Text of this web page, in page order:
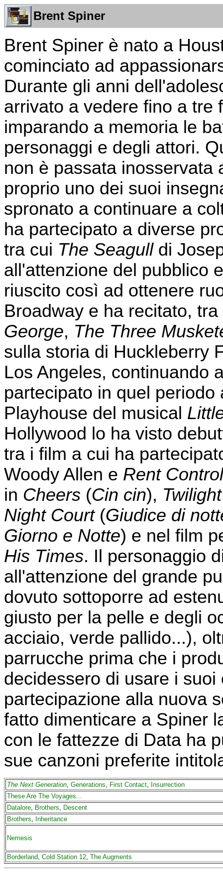
Brent Spiner
Brent Spiner è nato a
cominciato ad
Durante gli anni
arrivato a vedere fino a tre
imparando a memoria le
personaggi e degli attori.
non è passata inosservata
proprio uno dei suoi
spronato a continuare a
ha partecipato a diverse
tra cui The Seagulldi
all'attenzione del pubblico
riuscito così ad ottenere
Broadway e ha recitato,
George, The Three
sulla storia di Huckleberry
Los Angeles, continuando
partecipato in quel
Playhouse del musical
Hollywood lo ha visto
tra i film a cui ha
Woody Allen e Rent Control
in Cheers (Cin cin),
Night Court(Giudice di
Giorno e Notte) e nel film
His Times. Il personaggio
all'attenzione del grande
dovuto sottoporre ad
giusto per la pelle e degli
acciaio, verde pallido...),
parrucche prima che i
decidessero di usare i
partecipazione alla nuova
fatto dimenticare a Spiner
con le fattezze di Data ha
sue canzoni preferite
The Next Generation, Generations, First Contact, Insurrection
These Are The Voyages...
Datalore, Brothers, Descent
Brothers, Inheritance
Nemesis
Borderland, Cold Station 12, The Augments